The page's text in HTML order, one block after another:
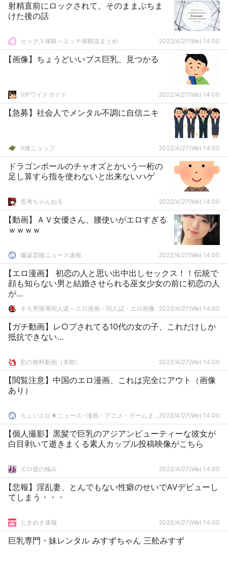
射精直前にロックされて、そのままぶちま
けた後の話
セックス体験～エッチ体験談まとめ 2022/4/27(We) 14:00
【画像】ちょうどいいブス巨乳、見つかる
VIPワイドガイド 2022/4/27(We) 14:00
【急募】社会人でメンタル不調に自信ニキ
V速ニュップ 2022/4/27(We) 14:00
ドラゴンボールのチャオズとかいう一桁の
足し算すら指を使わないと出来ないハゲ
思考ちゃんねる 2022/4/27(We) 14:00
【動画】ＡＶ女優さん、腰使いがエロすぎる
ｗｗｗｗ
爆誕芸能ニュース速報 2022/4/27(We) 14:00
【エロ漫画】 初恋の人と思い出中出しセックス！！伝統で
顔も知らない男と結婚させられる巫女少女の前に初恋の人
が…
キモ男陵辱同人道～エロ漫画・同人誌・エロ画像 2022/4/27(We) 14:00
【ガチ動画】レ○プされてる10代の女の子、これだけしか
抵抗できない…
彩の無料動画（本館） 2022/4/27(We) 14:00
【閲覧注意】中国のエロ漫画、これは完全にアウト（画像
あり）
ちょいエロ★ニュース -漫画・アニメ・ゲームまとめ-2022/4/27(We) 14:00
【個人撮影】黒髪で巨乳のアジアンビューティーな彼女が
白目剥いて逝きまくる素人カップル投稿映像がこちら
エロ道の極み 2022/4/27(We) 14:00
【悲報】淫乱妻、とんでもない性癖のせいでAVデビューし
てしまう・・・
ときめき速報 2022/4/27(We) 14:00
巨乳専門・妹レンタル みすずちゃん 三舩みすず